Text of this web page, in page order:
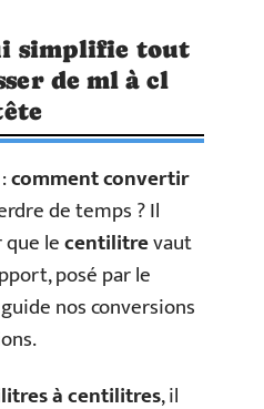
simplifie tout
de ml à cl
comment convertir
de temps ? Il
lecentilitrevaut
posé par le
nos conversions
à centilitres, il